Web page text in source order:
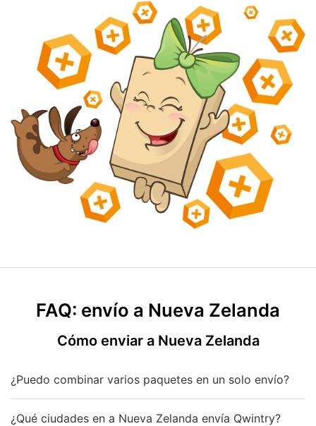
FAQ: envío a Nueva Zelanda
Cómo enviar a Nueva Zelanda
¿Puedo combinar varios paquetes en un solo envío?
¿Qué ciudades en a Nueva Zelanda envía Qwintry?